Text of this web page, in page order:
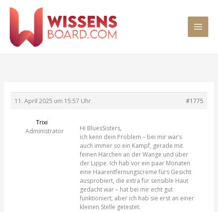
Inhalt
11. April 2025 um 15:57 Uhr #1775
Trixi
Administrator
Hi BluesSisters,
ich kenn dein Problem – bei mir war’s
auch immer so ein Kampf, gerade mit
feinen Härchen an der Wange und über
der Lippe. Ich hab vor ein paar Monaten
eine Haarentfernungscreme fürs Gesicht
ausprobiert, die extra für sensible Haut
gedacht war – hat bei mir echt gut
funktioniert, aber ich hab sie erst an einer
kleinen Stelle getestet.